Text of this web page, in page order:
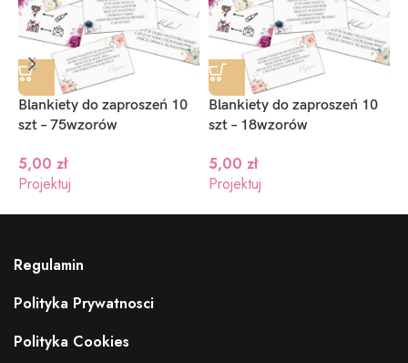
Blankiety do zaproszeń 10
szt – 75wzorów
5,00 zł
Projektuj
Blankiety do zaproszeń 10
szt – 18wzorów
5,00 zł
Projektuj
Regulamin
Polityka Prywatnosci
Polityka Cookies